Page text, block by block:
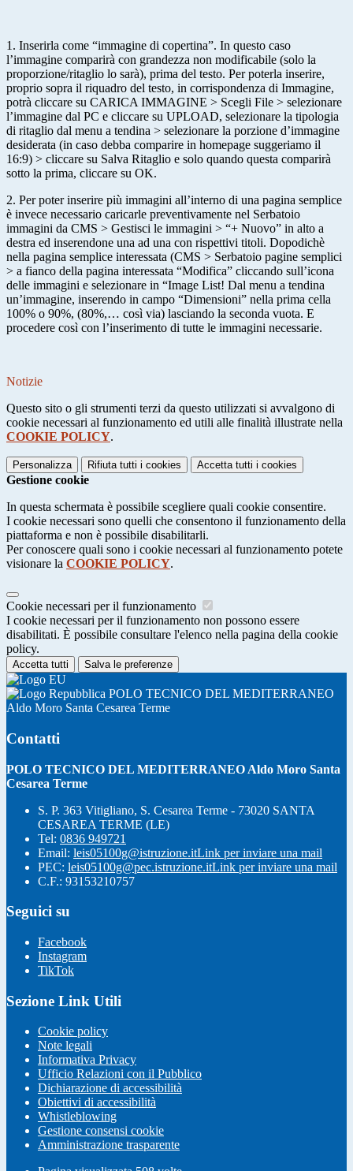
1. Inserirla come “immagine di copertina”. In questo caso
l’immagine comparirà con grandezza non modificabile (solo la
proporzione/ritaglio lo sarà), prima del testo. Per poterla inserire,
proprio sopra il riquadro del testo, in corrispondenza di Immagine,
potrà cliccare su CARICA IMMAGINE > Scegli File > selezionare
l’immagine dal PC e cliccare su UPLOAD, selezionare la tipologia
di ritaglio dal menu a tendina > selezionare la porzione d’immagine
desiderata (in caso debba comparire in homepage suggeriamo il
16:9) > cliccare su Salva Ritaglio e solo quando questa comparirà
sotto la prima, cliccare su OK.
2. Per poter inserire più immagini all’interno di una pagina semplice
è invece necessario caricarle preventivamente nel Serbatoio
immagini da CMS > Gestisci le immagini > “+ Nuovo” in alto a
destra ed inserendone una ad una con rispettivi titoli. Dopodichè
nella pagina semplice interessata (CMS > Serbatoio pagine semplici
> a fianco della pagina interessata “Modifica” cliccando sull’icona
delle immagini e selezionare in “Image List! Dal menu a tendina
un’immagine, inserendo in campo “Dimensioni” nella prima cella
100% o 90%, (80%,… così via) lasciando la seconda vuota. E
procedere così con l’inserimento di tutte le immagini necessarie.
Notizie
Questo sito o gli strumenti terzi da questo utilizzati si avvalgono di
cookie necessari al funzionamento ed utili alle finalità illustrate nella
COOKIE POLICY.
Personalizza Rifiuta tutti i cookies Accetta tutti i cookies
Gestione cookie
In questa schermata è possibile scegliere quali cookie consentire.
I cookie necessari sono quelli che consentono il funzionamento della
piattaforma e non è possibile disabilitarli.
Per conoscere quali sono i cookie necessari al funzionamento potete
visionare la COOKIE POLICY.
Cookie necessari per il funzionamento
I cookie necessari per il funzionamento non possono essere
disabilitati. È possibile consultare l'elenco nella pagina della cookie
policy.
Accetta tutti Salva le preferenze
POLO TECNICO DEL MEDITERRANEO
Aldo Moro Santa Cesarea Terme
Contatti
POLO TECNICO DEL MEDITERRANEO Aldo Moro Santa
Cesarea Terme
S. P. 363 Vitigliano, S. Cesarea Terme - 73020 SANTA
CESAREA TERME (LE)
Tel: 0836 949721
Email: leis05100g@istruzione.itLink per inviare una mail
PEC: leis05100g@pec.istruzione.itLink per inviare una mail
C.F.: 93153210757
Seguici su
Facebook
Instagram
TikTok
Sezione Link Utili
Cookie policy
Note legali
Informativa Privacy
Ufficio Relazioni con il Pubblico
Dichiarazione di accessibilità
Obiettivi di accessibilità
Whistleblowing
Gestione consensi cookie
Amministrazione trasparente